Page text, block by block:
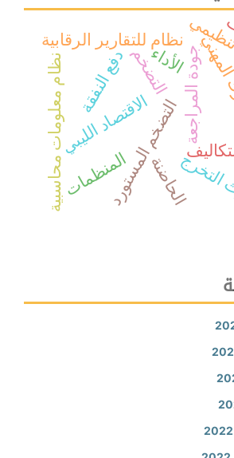
جودة المراجعة التضخمدفع النفقة
التضخم المستورد
الاقتصاد الليبينظام معلومات محاسبية
نظام للتقارير الرقابية
المنظمات الحاضنة
الأداء